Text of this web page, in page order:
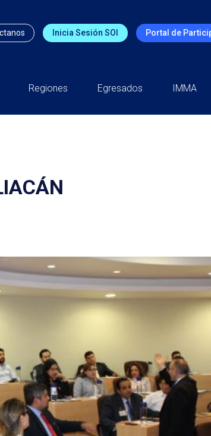
Inicia Sesión SOI Portal de
Regiones Egresados IMMA